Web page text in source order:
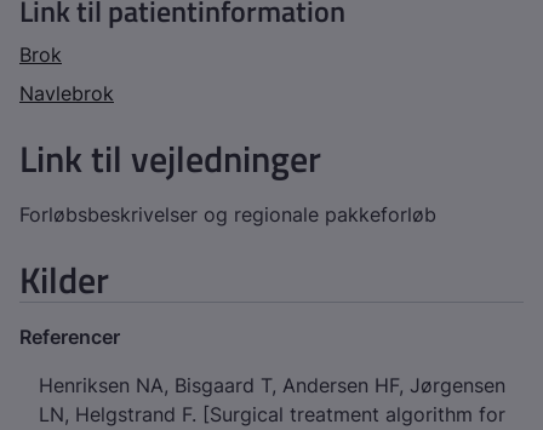
Link til patientinformation
Brok
Navlebrok
Link til vejledninger
Forløbsbeskrivelser og regionale pakkeforløb
Kilder
Referencer
Henriksen NA, Bisgaard T, Andersen HF, Jørgensen
LN, Helgstrand F. [Surgical treatment algorithm for